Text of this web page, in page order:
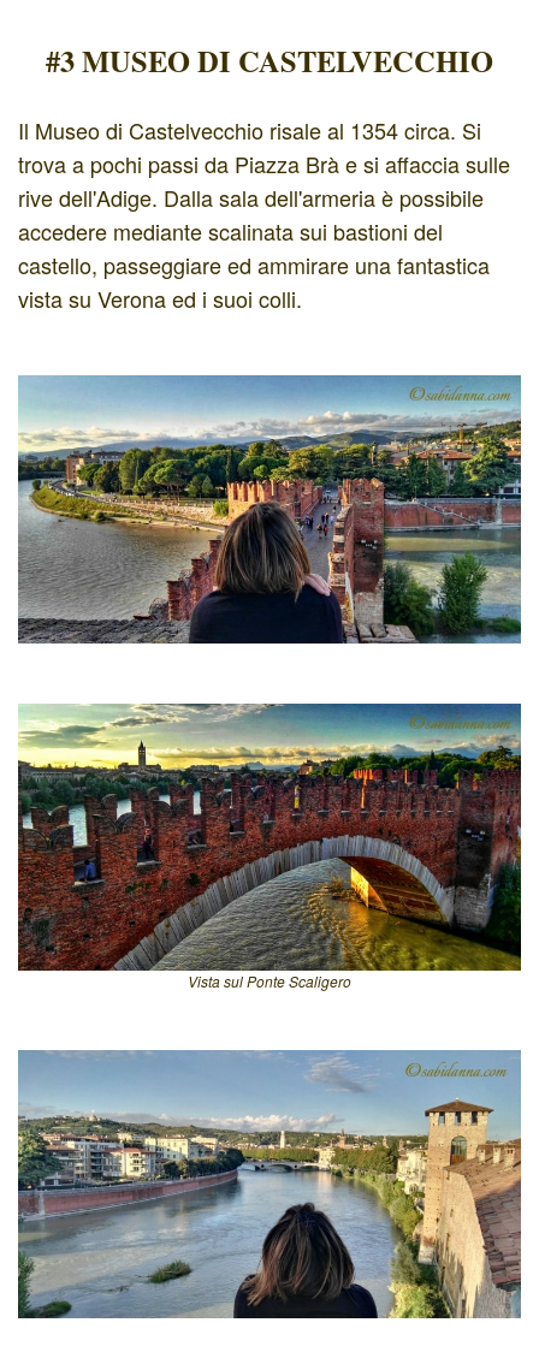
#3 MUSEO DI CASTELVECCHIO
Il Museo di Castelvecchio risale al 1354 circa. Si
trova a pochi passi da Piazza Brà e si affaccia sulle
rive dell'Adige. Dalla sala dell'armeria è possibile
accedere mediante scalinata sui bastioni del
castello, passeggiare ed ammirare una fantastica
vista su Verona ed i suoi colli.
Vista sul Ponte Scaligero